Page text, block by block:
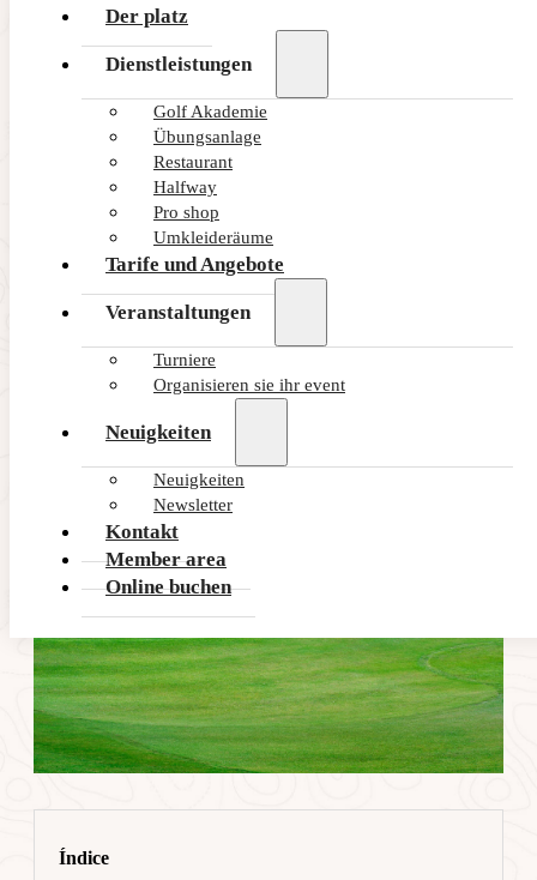
Der platz
Dienstleistungen
Golf Akademie
Übungsanlage
Restaurant
Halfway
Pro shop
Umkleideräume
Tarife und Angebote
Veranstaltungen
Turniere
Organisieren sie ihr event
Neuigkeiten
Neuigkeiten
Newsletter
Kontakt
Member area
Online buchen
Índice